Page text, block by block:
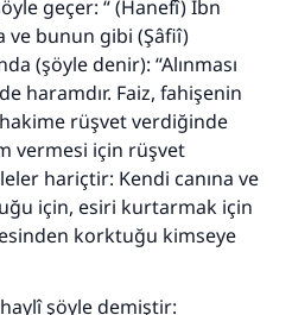
geçer: “ (Hanefî) İbn
ve bunun gibi (Şâfiî)
(şöyle denir): “Alınması
haramdır. Faiz, fahişenin
rüşvet verdiğinde
vermesi için rüşvet
hariçtir: Kendi canına ve
için, esiri kurtarmak için
korktuğu kimseye
şöyle demiştir: